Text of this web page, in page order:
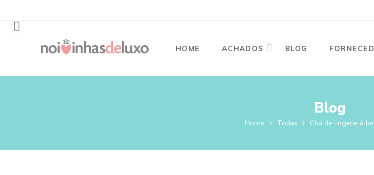
HOME ACHADOS BLOG
Blog
Home Todas Chá de lingerie à